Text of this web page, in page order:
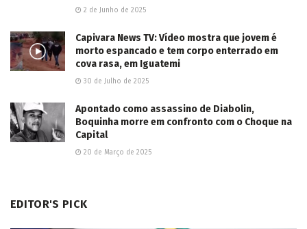
2 de Junho de 2025
Capivara News TV: Vídeo mostra que jovem é
morto espancado e tem corpo enterrado em
cova rasa, em Iguatemi
30 de Julho de 2025
Apontado como assassino de Diabolin,
Boquinha morre em confronto com o Choque na
Capital
20 de Março de 2025
EDITOR'S PICK